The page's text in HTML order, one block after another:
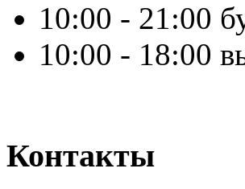
10:00 - 21:00
10:00 - 18:00
Контакты